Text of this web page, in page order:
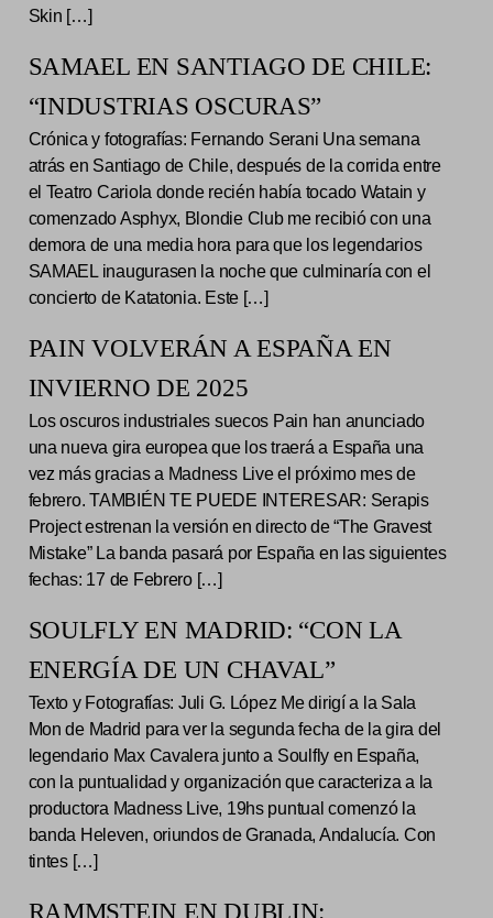
Skin […]
SAMAEL EN SANTIAGO DE CHILE:
“INDUSTRIAS OSCURAS”
Crónica y fotografías: Fernando Serani Una semana
atrás en Santiago de Chile, después de la corrida entre
el Teatro Cariola donde recién había tocado Watain y
comenzado Asphyx, Blondie Club me recibió con una
demora de una media hora para que los legendarios
SAMAEL inaugurasen la noche que culminaría con el
concierto de Katatonia. Este […]
PAIN VOLVERÁN A ESPAÑA EN
INVIERNO DE 2025
Los oscuros industriales suecos Pain han anunciado
una nueva gira europea que los traerá a España una
vez más gracias a Madness Live el próximo mes de
febrero. TAMBIÉN TE PUEDE INTERESAR: Serapis
Project estrenan la versión en directo de “The Gravest
Mistake” La banda pasará por España en las siguientes
fechas: 17 de Febrero […]
SOULFLY EN MADRID: “CON LA
ENERGÍA DE UN CHAVAL”
Texto y Fotografías: Juli G. López Me dirigí a la Sala
Mon de Madrid para ver la segunda fecha de la gira del
legendario Max Cavalera junto a Soulfly en España,
con la puntualidad y organización que caracteriza a la
productora Madness Live, 19hs puntual comenzó la
banda Heleven, oriundos de Granada, Andalucía. Con
tintes […]
RAMMSTEIN EN DUBLIN: